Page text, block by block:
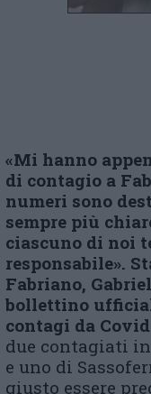
«Mi hanno
di contagio a
numeri sono
sempre più
ciascuno di noi
responsabile».
Fabriano,
bollettino
contagi da
due contagiati
e uno di
giusto essere